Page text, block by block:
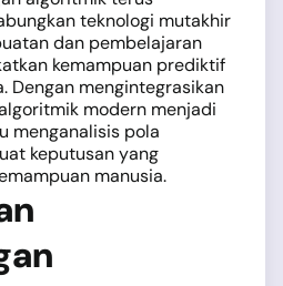
teknologi mutakhir
dan pembelajaran
kemampuan prediktif
Dengan mengintegrasikan
modern menjadi
menganalisis pola
keputusan yang
manusia.